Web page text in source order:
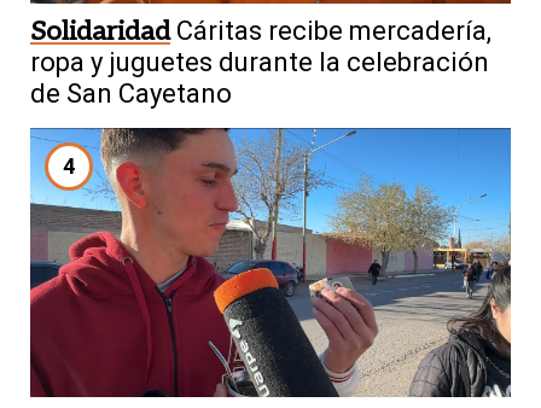
Solidaridad Cáritas recibe mercadería,
ropa y juguetes durante la celebración
de San Cayetano
4